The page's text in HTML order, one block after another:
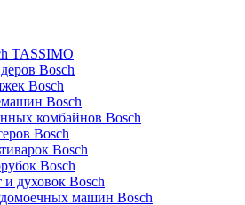
TASSIMO
Bosch
Bosch
Bosch
комбайнов Bosch
Bosch
Bosch
Bosch
и духовок Bosch
машин Bosch